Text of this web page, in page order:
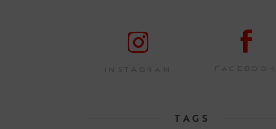
INSTAGRAM FACEBOOK
TAGS